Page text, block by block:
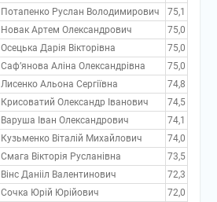
Потапенко Руслан Володимирович
75,1
Новак Артем Олександрович
75,0
Осецька Дарія Вікторівна
75,0
Саф’янова Аліна Олександрівна
75,0
Лисенко Альона Сергіївна
74,8
Крисоватий Олександр Іванович
74,5
Варуша Іван Олександрович
74,1
Кузьменко Віталій Михайлович
74,0
Смага Вікторія Русланівна
73,5
Вінс Данііл Валентинович
72,3
Сочка Юрій Юрійович
72,0